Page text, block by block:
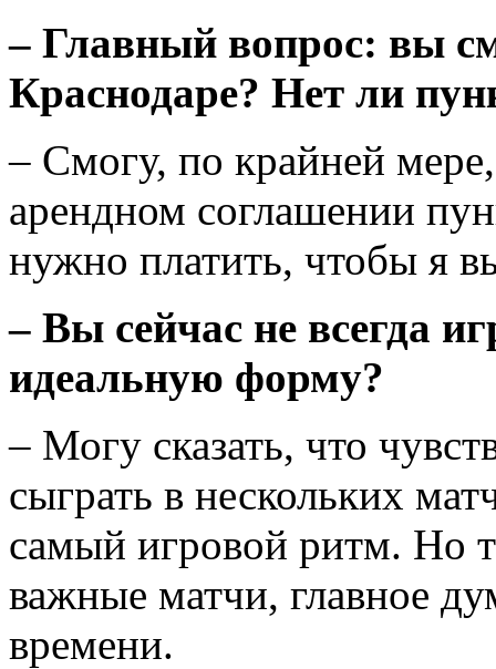
– Главный вопрос: вы
Краснодаре? Нет ли
– Смогу, по крайней
арендном соглашении
нужно платить, чтобы я
– Вы сейчас не всегда
идеальную форму?
– Могу сказать, что
сыграть в нескольких
самый игровой ритм. Но
важные матчи, главное
времени.